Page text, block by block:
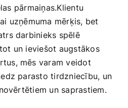
⁣pārmaiņas.Klientu
uzņēmuma mērķis, bet⁢
darbinieks spēlē⁢
un ieviešot augstākos
mēs varam veidot
parasto tirdzniecību, un
un saprastiem.